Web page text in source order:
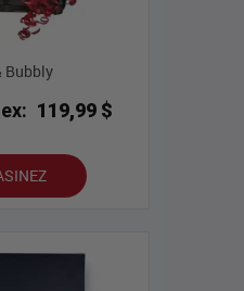
Bubbly
119,99 $